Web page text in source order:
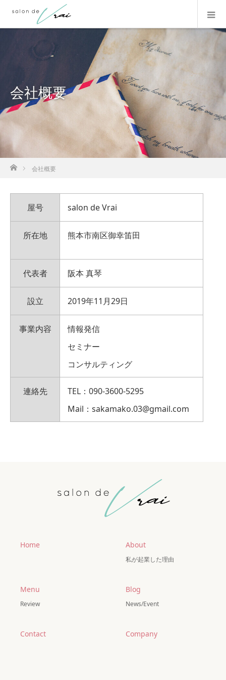
会社概要
ホーム会社概要
屋号 salon de Vrai
所在地 熊本市南区御幸笛田
代表者 阪本 真琴
設立 2019年11月29日
事業内容
情報発信
セミナー
コンサルティング
連絡先 TEL： 090-3600-5295
Mail：sakamako.03@gmail.com
Home About
私が起業した理由
Menu
Review
Blog
News/Event
Contact Company